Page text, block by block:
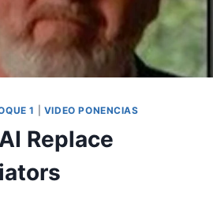
1 VIDEO PONENCIAS
Replace